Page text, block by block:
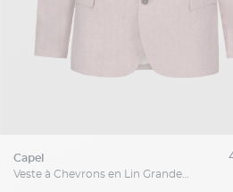
capel
Veste à Chevrons en Lin Grande Taille Rose